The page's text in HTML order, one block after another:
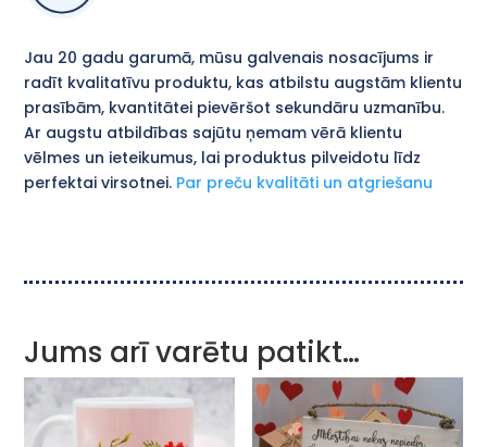
Jau 20 gadu garumā, mūsu galvenais nosacījums ir
radīt kvalitatīvu produktu, kas atbilstu augstām klientu
prasībām, kvantitātei pievēršot sekundāru uzmanību.
Ar augstu atbildības sajūtu ņemam vērā klientu
vēlmes un ieteikumus, lai produktus pilveidotu līdz
perfektai virsotnei. Par preču kvalitāti un atgriešanu
Jums arī varētu patikt…